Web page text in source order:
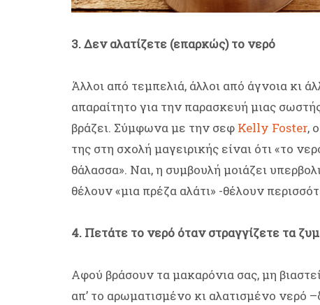
3. Δεν αλατίζετε (επαρκώς) το νερό
Άλλοι από τεμπελιά, άλλοι από άγνοια κι
απαραίτητο για την παρασκευή μιας
βράζει. Σύμφωνα με την σεφ Kelly Foster,
της στη σχολή μαγειρικής είναι ότι «το
θάλασσα». Ναι, η συμβουλή μοιάζει
θέλουν «μια πρέζα αλάτι» -θέλουν
4. Πετάτε το νερό όταν στραγγίζετε τα
Αφού βράσουν τα μακαρόνια σας, μη
απ’ το αρωματισμένο κι αλατισμένο νερό